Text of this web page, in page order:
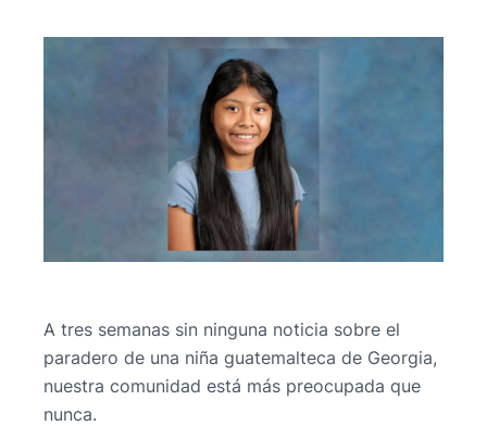
A tres semanas sin ninguna noticia sobre el
paradero de una niña guatemalteca de Georgia,
nuestra comunidad está más preocupada que
nunca.